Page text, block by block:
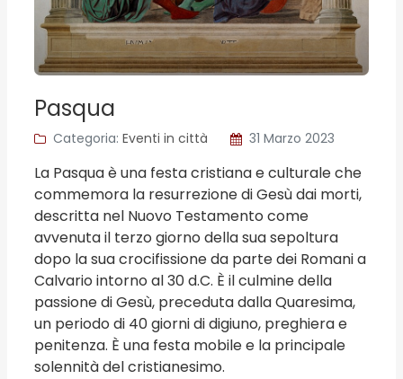
Pasqua
Categoria: Eventi in città 31 Marzo 2023
La Pasqua è una festa cristiana e culturale che
commemora la resurrezione di Gesù dai morti,
descritta nel Nuovo Testamento come
avvenuta il terzo giorno della sua sepoltura
dopo la sua crocifissione da parte dei Romani a
Calvario intorno al 30 d.C. È il culmine della
passione di Gesù, preceduta dalla Quaresima,
un periodo di 40 giorni di digiuno, preghiera e
penitenza. È una festa mobile e la principale
solennità del cristianesimo.